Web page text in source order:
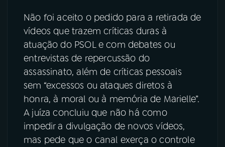
Não foi aceito o pedido para a retirada de
vídeos que trazem críticas duras à
atuação do PSOL e com debates ou
entrevistas de repercussão do
assassinato, além de críticas pessoais
sem “excessos ou ataques diretos à
honra, à moral ou à memória de Marielle”.
A juíza concluiu que não há como
impedir a divulgação de novos vídeos,
mas pede que o canal exerça o controle